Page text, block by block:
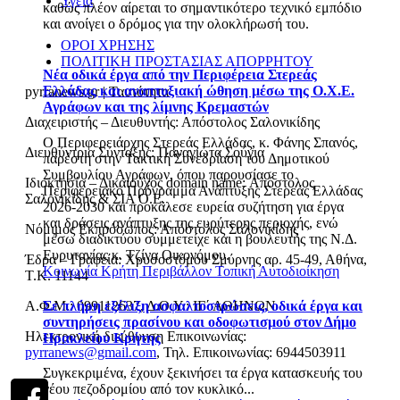
καθώς πλέον αίρεται το σημαντικότερο τεχνικό εμπόδιο
και ανοίγει ο δρόμος για την ολοκλήρωσή του.
Νέα οδικά έργα από την Περιφέρεια Στερεάς
Ελλάδας και αναπτυξιακή ώθηση μέσω της Ο.Χ.Ε.
Αγράφων και της λίμνης Κρεμαστών
Ο Περιφερειάρχης Στερεάς Ελλάδας, κ. Φάνης Σπανός,
παρέστη στην Τακτική Συνεδρίαση του Δημοτικού
Συμβουλίου Αγράφων, όπου παρουσίασε το
Περιφερειακό Πρόγραμμα Ανάπτυξης Στερεάς Ελλάδας
2026-2030 και προκάλεσε ευρεία συζήτηση για έργα
και δράσεις ανάπτυξης της ευρύτερης περιοχής, ενώ
μέσω διαδικτύου συμμετείχε και η βουλευτής της Ν.Δ.
Ευρυτανίας κ. Τζίνα Οικονόμου.
Κοινωνία Κρήτη Περιβάλλον Τοπική Αυτοδιοίκηση
Σε πλήρη εξέλιξη ασφαλτοστρώσεις, οδικά έργα και
συντηρήσεις πρασίνου και οδοφωτισμού στον Δήμο
Ηρακλείου Κρήτης
Συγκεκριμένα, έχουν ξεκινήσει τα έργα κατασκευής του
νέου πεζοδρομίου από τον κυκλικό...
ΟΡΟΙ ΧΡΗΣΗΣ
ΠΟΛΙΤΙΚΗ ΠΡΟΣΤΑΣΙΑΣ ΑΠΟΡΡΗΤΟΥ
pyrranews.gr | Ταυτότητα
Διαχειριστής – Διευθυντής: Απόστολος Σαλονικίδης
Διευθύντρια Σύνταξης: Παναγιώτα Σούγια
Ιδιοκτησία – Δικαιούχος domain name: Απόστολος
Σαλονικίδης & ΣΙΑ Ο.Ε.
Νόμιμος Εκπρόσωπος: Απόστολος Σαλονικίδης
Έδρα – Γραφεία: Χρυσοστόμου Σμύρνης αρ. 45-49, Αθήνα,
Τ.Κ. 11144
Α.Φ.Μ.: 099112637, Δ.Ο.Υ.: ΙΓ΄ ΑΘΗΝΩΝ
Ηλεκτρονική διεύθυνση Επικοινωνίας:
pyrranews@gmail.com, Τηλ. Επικοινωνίας: 6944503911